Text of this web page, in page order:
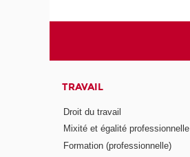
TRAVAIL
Droit du travail
Mixité et égalité professionnelle
Formation (professionnelle)